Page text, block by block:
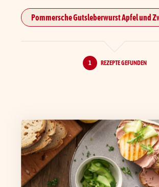
Pommersche Gutsleberwurst Apfel und
1 REZEPTE GEFUNDEN